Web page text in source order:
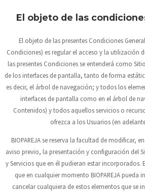
El objeto de las
El objeto de las presentes Condiciones
Condiciones) es regular el acceso y la utilización
las presentes Condiciones se entenderá como
de los interfaces de pantalla, tanto de forma
es decir, el árbol de navegación; y todos los
interfaces de pantalla como en el árbol de
Contenidos) y todos aquellos servicios o
ofrezca a los Usuarios (en
BIOPAREJAse reserva la facultad de modificar,
aviso previo, la presentación y configuración del
y Servicios que en él pudieran estar incorporados.
que en cualquier momento BIOPAREJA pueda
cancelar cualquiera de estos elementos que se